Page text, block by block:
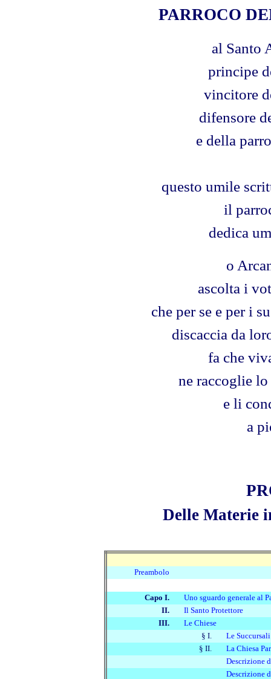
PARROCO
al Santo
principe
vincitore
difensore
e della
questo umile
il
dedica
o
ascolta i
che per se e per i
discaccia da
fa che
ne raccoglie
e li
a
Delle Materie
Preambolo
Capo I.
Uno sguardo generale al
II.
Il Santo Protettore
III.
Le Chiese
§ I.
Le Succursali
§ II.
La Chiesa
Descrizione
Descrizione